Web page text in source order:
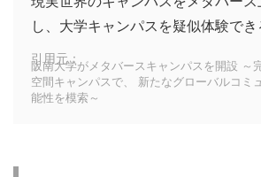
し、大学キャンパスを疑似体験でき
引用元：
阪南大学がメタバースキャンパスを開設 ～
空間キャンパスで、 新たなグローバルコミ
能性を模索～